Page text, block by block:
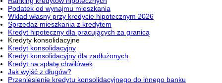
Podatek od wynajmu mieszkania
Wkład własny przy kredycie hipotecznym 2026
Sprzedaż mieszkania z kredytem
Kredyt hipoteczny dla pracujących za granicą
Kredyty konsolidacyjne
Kredyt konsolidacyjny
Kredyt konsolidacyjny dla zadłużonych
Kredyt na spłatę chwilówek
Jak wyjść z długów?
Przeniesienie kredytu konsolidacyjnego do innego banku